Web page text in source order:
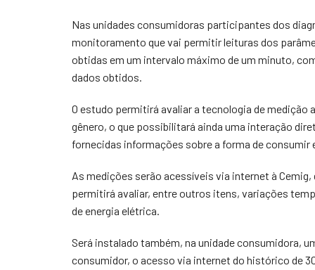
Nas unidades consumidoras participantes dos
monitoramento que vai permitir leituras dos
obtidas em um intervalo máximo de um minuto,
dados obtidos.
O estudo permitirá avaliar a tecnologia de medição
gênero, o que possibilitará ainda uma interação
fornecidas informações sobre a forma de
As medições serão acessíveis via internet à
permitirá avaliar, entre outros itens, variações
de energia elétrica.
Será instalado também, na unidade consumidora,
consumidor, o acesso via internet do histórico de